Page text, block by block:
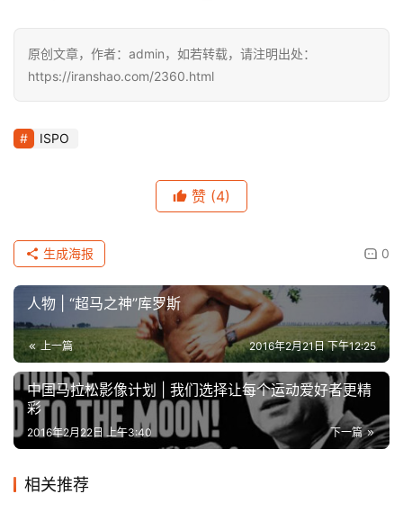
原创文章，作者：admin，如若转载，请注明出处：
https://iranshao.com/2360.html
ISPO
赞 (4)
0
生成海报
人物 | “超马之神”库罗斯
上一篇 2016年2月21日 下午12:25
中国马拉松影像计划 | 我们选择让每个运动爱好者更精
彩
下一篇
2016年2月22日 上午3:40
相关推荐